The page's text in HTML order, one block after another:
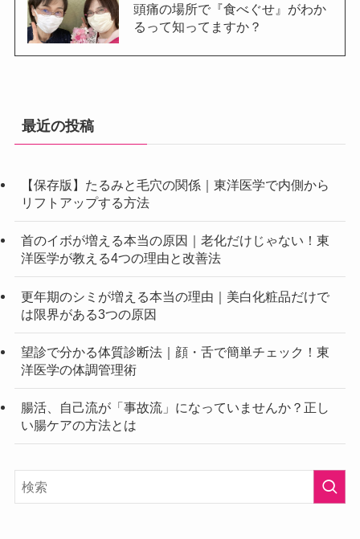
頭痛の場所で『食べぐせ』がわか
るって知ってますか？
最近の投稿
【保存版】たるみと毛穴の関係｜東洋医学で内側から
リフトアップする方法
首のイボが増える本当の原因｜老化だけじゃない！東
洋医学が教える4つの理由と改善法
更年期のシミが増える本当の理由｜美白化粧品だけで
は限界がある3つの原因
望診で分かる体質診断法｜顔・舌で簡単チェック！東
洋医学の体調管理術
腸活、自己流が「事故流」になっていませんか？正し
い腸ケアの方法とは